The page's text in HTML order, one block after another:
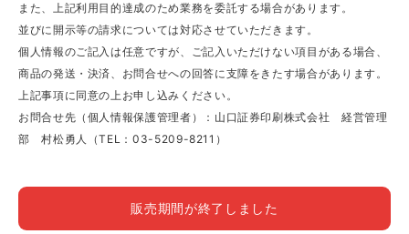
また、上記利用目的達成のため業務を委託する場合があります。
並びに開示等の請求については対応させていただきます。
個人情報のご記入は任意ですが、ご記入いただけない項目がある場合、
商品の発送・決済、お問合せへの回答に支障をきたす場合があります。
上記事項に同意の上お申し込みください。
お問合せ先（個人情報保護管理者）：山口証券印刷株式会社 経営管理
部 村松勇人（TEL：03-5209-8211）
販売期間が終了しました